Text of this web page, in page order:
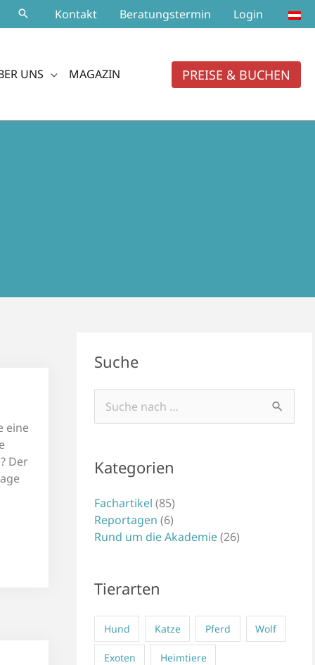
Kontakt Beratungstermin Login
UNS MAGAZIN PREISE & BUCHEN
eine
Der
Suche
Suchen
nach:
Kategorien
Fachartikel (85)
Reportagen (6)
Rund um die Akademie(26)
Tierarten
Hund Katze Pferd Wolf
Exoten Heimtiere